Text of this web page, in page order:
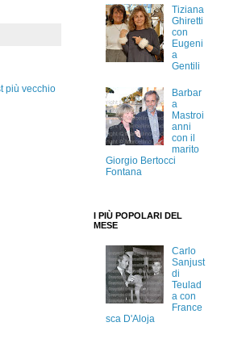
più vecchio
Tiziana
Ghiretti
con
Eugeni
a
Gentili
Barbar
a
Mastroi
anni
con il
marito
Giorgio Bertocci
Fontana
I PIÙ POPOLARI DEL
MESE
Carlo
Sanjust
di
Teulad
a con
France
sca D'Aloja